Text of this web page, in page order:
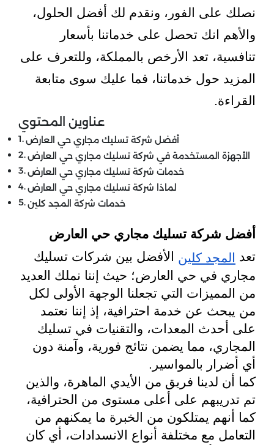
نصلك على الفور، ونقدم لك أفضل الحلول،
والأهم انك تحصل على خدماتنا بأسعار
تنافسية، تعد الأرخص بالمملكة، وللتعرف على
المزيد حول خدماتنا، فما عليك سوى متابعة
القراءة.
عناوين المحتوي
أفضل شركة تسليك مجاري حي العارض
الأجهزة المستخدمة في شركة تسليك مجاري حي العارض
خدمات شركة تسليك مجاري حي العارض
لماذا شركة تسليك مجاري حي العارض
خدمات شركة المجد كلين
أفضل شركة تسليك مجاري حي العارض
تعد المجد كلين الأفضل بين شركات تسليك
مجاري في حي العارض؛ حيث إننا نملك العديد
من المميزات التي تجعلنا الوجهة الأولى لكل
من يبحث عن خدمة احترافية، إذ إننا نعتمد
على أحدث المعدات، والتقنيات في تسليك
المجاري، مما يضمن نتائج فورية، وآمنة دون
أي أضرار بالمواسير.
كما أن لدينا فريق من الأيدي الماهرة، والذين
تم تدريبهم على أعلى مستوى من الحترافية،
كما أنهم يمتلكون من الخبرة ما يمكنهم من
التعامل مع مختلفة أنواع الانسدادات، أي كان